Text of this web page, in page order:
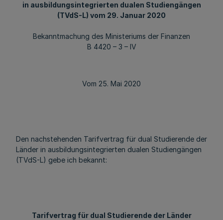
in ausbildungsintegrierten dualen Studiengängen
(TVdS-L) vom 29. Januar 2020
Bekanntmachung des Ministeriums der Finanzen
B 4420 – 3 – IV
Vom 25. Mai 2020
Den nachstehenden Tarifvertrag für dual Studierende der
Länder in ausbildungsintegrierten dualen Studiengängen
(TVdS-L) gebe ich bekannt:
Tarifvertrag für dual Studierende der Länder